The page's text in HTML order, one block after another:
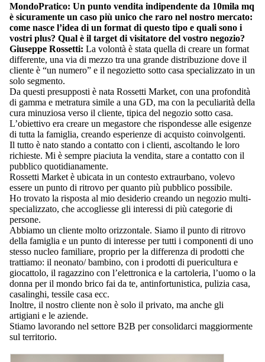
MondoPratico: Un punto vendita indipendente da 10mila mq
è sicuramente un caso più unico che raro nel nostro mercato:
come nasce l’idea di un format di questo tipo e quali sono i
vostri plus? Qual è il target di visitatore del vostro negozio?
Giuseppe Rossetti: La volontà è stata quella di creare un format
differente, una via di mezzo tra una grande distribuzione dove il
cliente è “un numero” e il negozietto sotto casa specializzato in un
solo segmento.
Da questi presupposti è nata Rossetti Market, con una profondità
di gamma e metratura simile a una GD, ma con la peculiarità della
cura minuziosa verso il cliente, tipica del negozio sotto casa.
L’obiettivo era creare un megastore che rispondesse alle esigenze
di tutta la famiglia, creando esperienze di acquisto coinvolgenti.
Il tutto è nato stando a contatto con i clienti, ascoltando le loro
richieste. Mi è sempre piaciuta la vendita, stare a contatto con il
pubblico quotidianamente.
Rossetti Market è ubicata in un contesto extraurbano, volevo
essere un punto di ritrovo per quanto più pubblico possibile.
Ho trovato la risposta al mio desiderio creando un negozio multi-
specializzato, che accogliesse gli interessi di più categorie di
persone.
Abbiamo un cliente molto orizzontale. Siamo il punto di ritrovo
della famiglia e un punto di interesse per tutti i componenti di uno
stesso nucleo familiare, proprio per la differenza di prodotti che
trattiamo: il neonato/ bambino, con i prodotti di puericultura e
giocattolo, il ragazzino con l’elettronica e la cartoleria, l’uomo o la
donna per il mondo brico fai da te, antinfortunistica, pulizia casa,
casalinghi, tessile casa ecc.
Inoltre, il nostro cliente non è solo il privato, ma anche gli
artigiani e le aziende.
Stiamo lavorando nel settore B2B per consolidarci maggiormente
sul territorio.